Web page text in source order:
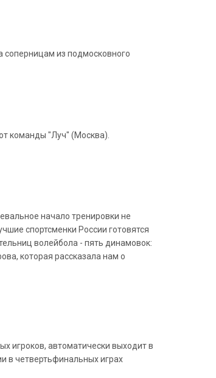
соперницам из подмосковного
команды "Луч" (Москва).
начало тренировки не
спортсменки России готовятся
волейбола - пять динамовок:
которая рассказала нам о
игроков, автоматически выходит в
в четвертьфинальных играх